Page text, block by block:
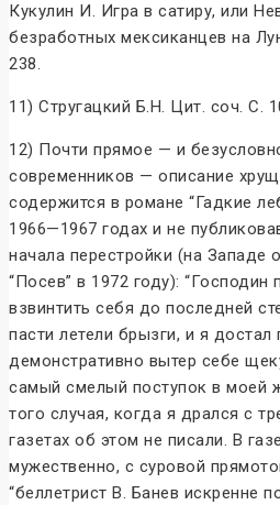
Кукулин И. Игра в сатиру, или
безработных мексиканцев на
238.
11) Стругацкий Б.Н. Цит. соч. С.
12) Почти прямое — и
современников — описание
содержится в романе “Гадкие
1966—1967 годах и не
начала перестройки (на Западе
“Посев” в 1972 году): “Господин
взвинтить себя до последней
пасти летели брызги, и я достал
демонстративно вытер себе
самый смелый поступок в моей
того случая, когда я дрался с
газетах об этом не писали. В
мужественно, с суровой
“беллетрист В. Банев искренне